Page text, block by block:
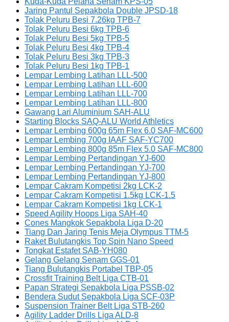
Jaring Pantul Sepakbola Double JPSD-18
Tolak Peluru Besi 7.26kg TPB-7
Tolak Peluru Besi 6kg TPB-6
Tolak Peluru Besi 5kg TPB-5
Tolak Peluru Besi 4kg TPB-4
Tolak Peluru Besi 3kg TPB-3
Tolak Peluru Besi 1kg TPB-1
Lempar Lembing Latihan LLL-500
Lempar Lembing Latihan LLL-600
Lempar Lembing Latihan LLL-700
Lempar Lembing Latihan LLL-800
Gawang Lari Aluminium SAH-ALU
Starting Blocks SAQ-ALU World Athletics
Lempar Lembing 600g 65m Flex 6.0 SAF-MC600
Lempar Lembing 700g IAAF SAF-YC700
Lempar Lembing 800g 85m Flex 5.0 SAF-MC800
Lempar Lembing Pertandingan YJ-600
Lempar Lembing Pertandingan YJ-700
Lempar Lembing Pertandingan YJ-800
Lempar Cakram Kompetisi 2kg LCK-2
Lempar Cakram Kompetisi 1.5kg LCK-1.5
Lempar Cakram Kompetisi 1kg LCK-1
Speed Agility Hoops Liga SAH-40
Cones Mangkok Sepakbola Liga D-20
Tiang Dan Jaring Tenis Meja Olympus TTM-5
Raket Bulutangkis Top Spin Nano Speed
Tongkat Estafet SAB-YH080
Gelang Gelang Senam GGS-01
Tiang Bulutangkis Portabel TBP-05
Crossfit Training Belt Liga CTB-01
Papan Strategi Sepakbola Liga PSSB-02
Bendera Sudut Sepakbola Liga SCF-03P
Suspension Trainer Belt Liga STB-260
Agility Ladder Drills Liga ALD-8